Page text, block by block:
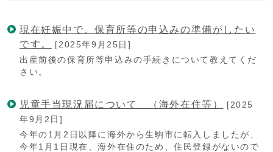
現在妊娠中で、保育所等の申込みの準備がしたい
です。
[2025年9月25日]
出産前後の保育所等申込みの手続きについて教えてくだ
さい。
児童手当現況届について （海外在住等）
[2025
年9月2日]
今年の1月2日以降に海外から生駒市に転入しましたが、
今年1月1日現在、海外在住のため、住民登録がないので